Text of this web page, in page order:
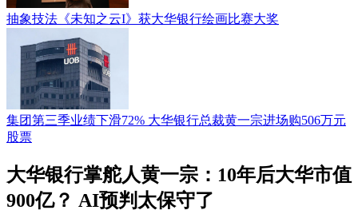
抽象技法《未知之云I》获大华银行绘画比赛大奖
集团第三季业绩下滑72% 大华银行总裁黄一宗进场购506万元
股票
大华银行掌舵人黄一宗：10年后大华市值
900亿？ AI预判太保守了